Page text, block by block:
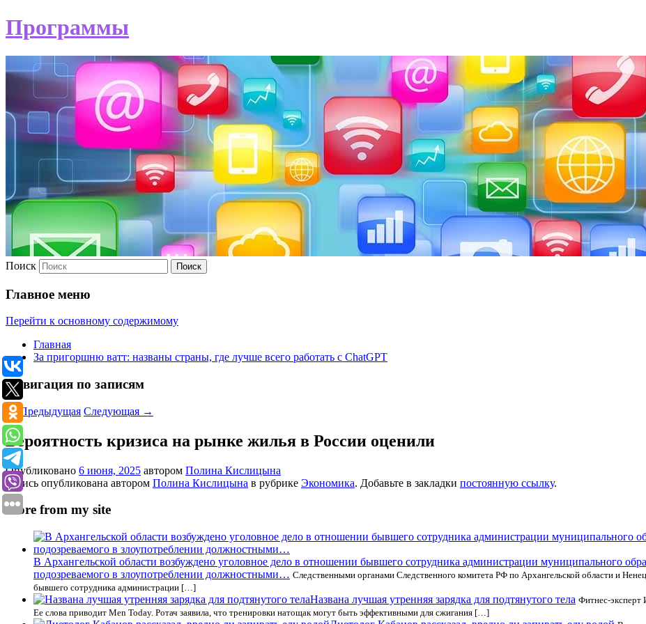
Программы
Поиск
Главное меню
Перейти к основному содержимому
Главная
За пригоршню ватт: названы страны, где лучше всего работать с ChatGPT
Навигация по записям
←Предыдущая Следующая →
Вероятность кризиса на рынке жилья в России оценили
Опубликовано 6 июня, 2025 автором Полина Кислицына
Запись опубликована автором Полина Кислицына в рубрике Экономика. Добавьте в закладки постоянную ссылку.
More from my site
В Архангельской области возбуждено уголовное дело в отношении бывшего сотрудника администрации муниципального
подозреваемого в злоупотреблении должностными… Следственными органами Следственного комитета РФ по Архангельской области и
бывшего сотрудника администрации […]
Названа лучшая утренняя зарядка для подтянутого тела Фитнес-эксперт
Ее слова приводит Men Today. Ротач заявила, что тренировки натощак могут быть эффективными для сжигания […]